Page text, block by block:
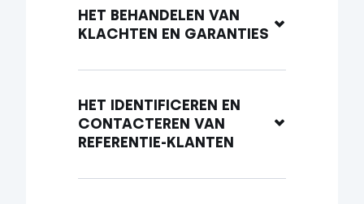
HET BEHANDELEN VAN
KLACHTEN EN GARANTIES
HET IDENTIFICEREN EN
CONTACTEREN VAN
REFERENTIE-KLANTEN